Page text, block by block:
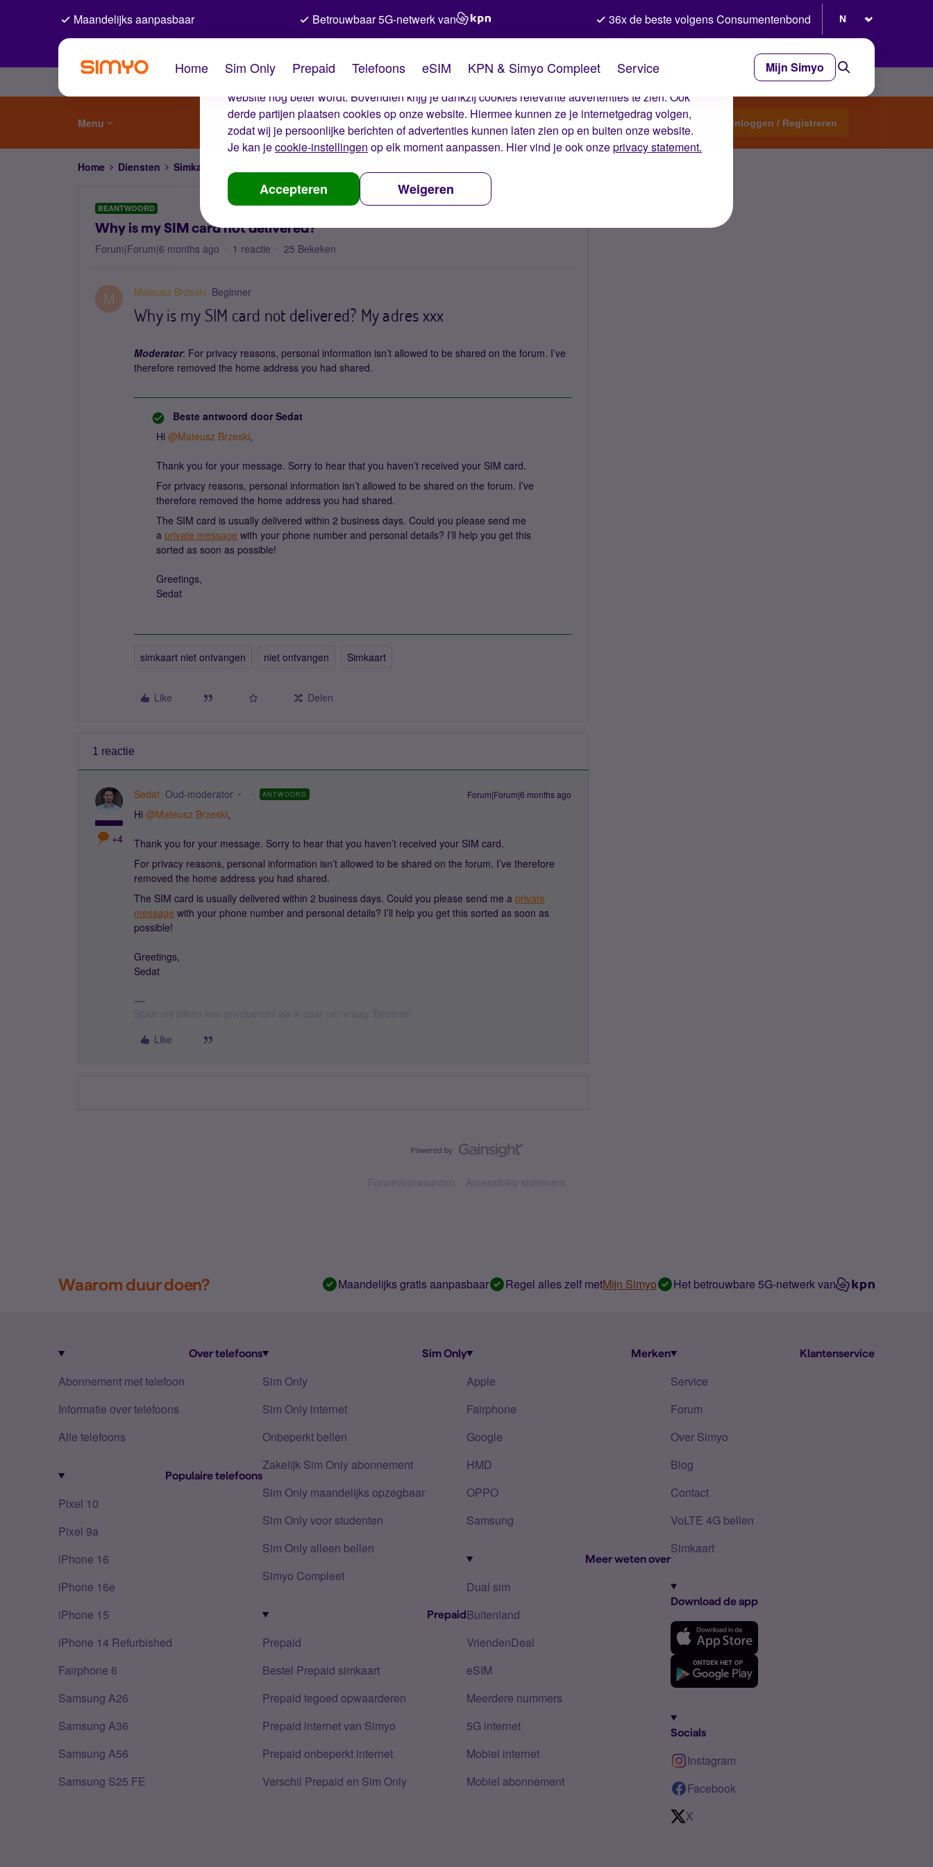
De cookies van Simyo
Wij gebruiken cookies op onze website. Met deze cookies zorgen wij ervoor dat je ervaring op de
website nog beter wordt. Bovendien krijg je dankzij cookies relevante advertenties te zien. Ook
derde partijen plaatsen cookies op onze website. Hiermee kunnen ze je internetgedrag volgen,
zodat wij je persoonlijke berichten of advertenties kunnen laten zien op en buiten onze website.
Je kan jecookie-instellingen op elk moment aanpassen. Hier vind je ook onzeprivacy statement.
Accepteren Weigeren
Maandelijks aanpasbaar Betrouwbaar 5G-netwerk van 36x de beste volgens Consumentenbond
Home Sim Only Prepaid Telefoons eSIM KPN & Simyo Compleet Service Mijn Simyo
Menu Start een topic Inloggen / Registreren
Home Diensten Simkaart en eSIM
BEANTWOORD
Why is my SIM card not delivered?
Forum|Forum|6 months ago 1 reactie 25 Bekeken
M Mateusz Brzeski Beginner
Why is my SIM card not delivered? My adres xxx
Moderator: For privacy reasons, personal information isn’t allowed to be shared on the forum. I’ve
therefore removed the home address you had shared.
Beste antwoord door Sedat
Hi ​ @Mateusz Brzeski,
Thank you for your message. Sorry to hear that you haven’t received your SIM card.
For privacy reasons, personal information isn’t allowed to be shared on the forum. I’ve
therefore removed the home address you had shared.
The SIM card is usually delivered within 2 business days. Could you please send me
a private message with your phone number and personal details? I’ll help you get this
sorted as soon as possible!
Greetings,
Sedat
simkaart niet ontvangen niet ontvangen Simkaart
Like Delen
1 reactie
+4
Sedat Oud-moderator ANTWOORD Forum|Forum|6 months ago
Hi ​ @Mateusz Brzeski,
Thank you for your message. Sorry to hear that you haven’t received your SIM card.
For privacy reasons, personal information isn’t allowed to be shared on the forum. I’ve therefore
removed the home address you had shared.
The SIM card is usually delivered within 2 business days. Could you please send me a private
message with your phone number and personal details? I’ll help you get this sorted as soon as
possible!
Greetings,
Sedat
Like
Forumvoorwaarden Accessibility statement
Waarom duur doen? Maandelijks gratis aanpasbaar Regel alles zelf metMijn Simyo Het betrouwbare 5G-netwerk van
Over telefoons
Abonnement met telefoon
Informatie over telefoons
Alle telefoons
Populaire telefoons
Pixel 10
Pixel 9a
iPhone 16
iPhone 16e
iPhone 15
iPhone 14 Refurbished
Fairphone 6
Samsung A26
Samsung A36
Samsung A56
Samsung S25 FE
Sim Only
Sim Only
Sim Only internet
Onbeperkt bellen
Zakelijk Sim Only abonnement
Sim Only maandelijks opzegbaar
Sim Only voor studenten
Sim Only alleen bellen
Simyo Compleet
Prepaid
Prepaid
Bestel Prepaid simkaart
Prepaid tegoed opwaarderen
Prepaid internet van Simyo
Prepaid onbeperkt internet
Verschil Prepaid en Sim Only
Merken
Apple
Fairphone
Google
HMD
OPPO
Samsung
Meer weten over
Dual sim
Buitenland
VriendenDeal
eSIM
Meerdere nummers
5G internet
Mobiel internet
Mobiel abonnement
Klantenservice
Service
Forum
Over Simyo
Blog
Contact
VoLTE 4G bellen
Simkaart
Download de app
Socials
Instagram
Facebook
X